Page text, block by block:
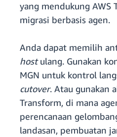
yang mendukung AWS
migrasi berbasis agen.
Anda dapat memilih
hostulang. Gunakan
MGN untuk kontrol
cutover. Atau gunakan
Transform, di mana
perencanaan
landasan, pembuatan